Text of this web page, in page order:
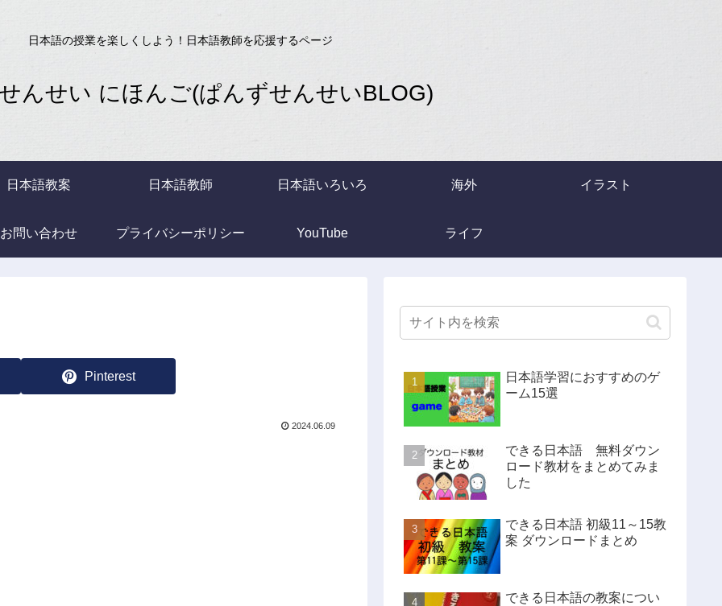
日本語の授業を楽しくしよう！日本語教師を応援するページ
んせい にほんご(ぱんずせんせいBLOG)
日本語教案 日本語教師 日本語いろいろ 海外 イラスト
お問い合わせ プライバシーポリシー YouTube ライフ
Pinterest
2024.06.09
日本語学習におすすめのゲ
ーム15選
できる日本語 無料ダウン
ロード教材をまとめてみま
した
できる日本語 初級11～15教
案 ダウンロードまとめ
できる日本語の教案につい